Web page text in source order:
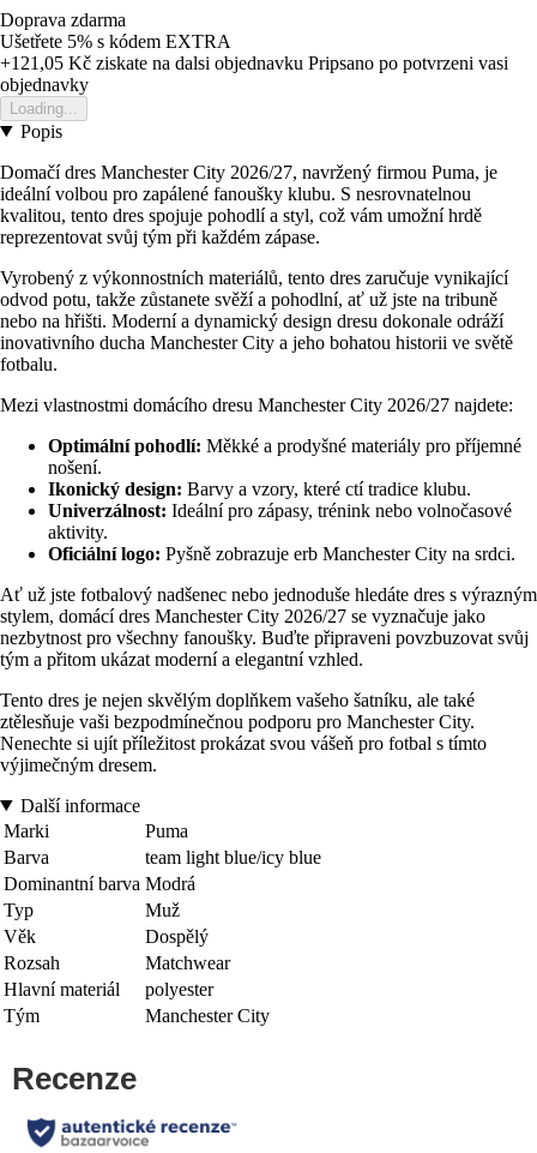
Doprava zdarma
Ušetřete 5% s kódem EXTRA
+121,05 Kč ziskate na dalsi objednavku Pripsano po potvrzeni vasi
objednavky
Loading...
Popis
Domačí dres Manchester City 2026/27, navržený firmou Puma, je
ideální volbou pro zapálené fanoušky klubu. S nesrovnatelnou
kvalitou, tento dres spojuje pohodlí a styl, což vám umožní hrdě
reprezentovat svůj tým při každém zápase.
Vyrobený z výkonnostních materiálů, tento dres zaručuje vynikající
odvod potu, takže zůstanete svěží a pohodlní, ať už jste na tribuně
nebo na hřišti. Moderní a dynamický design dresu dokonale odráží
inovativního ducha Manchester City a jeho bohatou historii ve světě
fotbalu.
Mezi vlastnostmi domácího dresu Manchester City 2026/27 najdete:
Optimální pohodlí: Měkké a prodyšné materiály pro příjemné
nošení.
Ikonický design: Barvy a vzory, které ctí tradice klubu.
Univerzálnost: Ideální pro zápasy, trénink nebo volnočasové
aktivity.
Oficiální logo: Pyšně zobrazuje erb Manchester City na srdci.
Ať už jste fotbalový nadšenec nebo jednoduše hledáte dres s výrazným
stylem, domácí dres Manchester City 2026/27 se vyznačuje jako
nezbytnost pro všechny fanoušky. Buďte připraveni povzbuzovat svůj
tým a přitom ukázat moderní a elegantní vzhled.
Tento dres je nejen skvělým doplňkem vašeho šatníku, ale také
ztělesňuje vaši bezpodmínečnou podporu pro Manchester City.
Nenechte si ujít příležitost prokázat svou vášeň pro fotbal s tímto
výjimečným dresem.
Další informace
Marki
Puma
Barva
team light blue/icy blue
Dominantní barva Modrá
Typ
Muž
Věk
Dospělý
Rozsah
Matchwear
Hlavní materiál
polyester
Tým
Manchester City